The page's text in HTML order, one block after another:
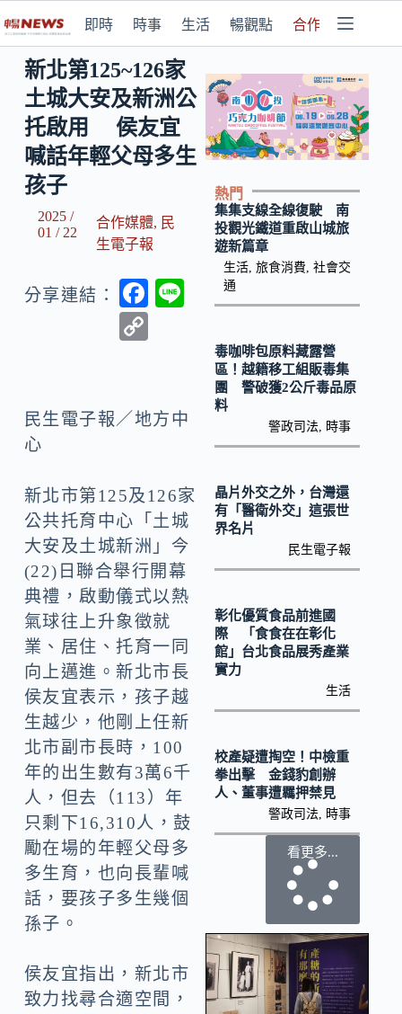
即時 時事 生活 暢觀點 合作媒體
新北第125~126家
土城大安及新洲公
托啟用 侯友宜
喊話年輕父母多生
孩子
2025 /
01 / 22
合作媒體, 民
生電子報
分享連結：
F
o
o
y
k
民生電子報／地方中
心
新北市第125及126家
公共托育中心「土城
大安及土城新洲」今
(22)日聯合舉行開幕
典禮，啟動儀式以熱
氣球往上升象徵就
業、居住、托育一同
向上邁進。新北市長
侯友宜表示，孩子越
生越少，他剛上任新
北市副市長時，100
年的出生數有3萬6千
人，但去（113）年
只剩下16,310人，鼓
勵在場的年輕父母多
多生育，也向長輩喊
話，要孩子多生幾個
孫子。
侯友宜指出，新北市
致力找尋合適空間，
熱門
集集支線全線復駛 南
投觀光鐵道重啟山城旅
遊新篇章
生活, 旅食消費 社會交
通
毒咖啡包原料藏露營
區！越籍移工組販毒集
團 警破獲2公斤毒品原
料
警政司法 時事
晶片外交之外，台灣還
有「醫衛外交」這張世
界名片
民生電子報
彰化優質食品前進國
際 「食食在在彰化
館」台北食品展秀產業
實力
生活
校產疑遭掏空！中檢重
拳出擊 金錢豹創辦
人、董事遭羈押禁見
警政司法 時事
看更多...